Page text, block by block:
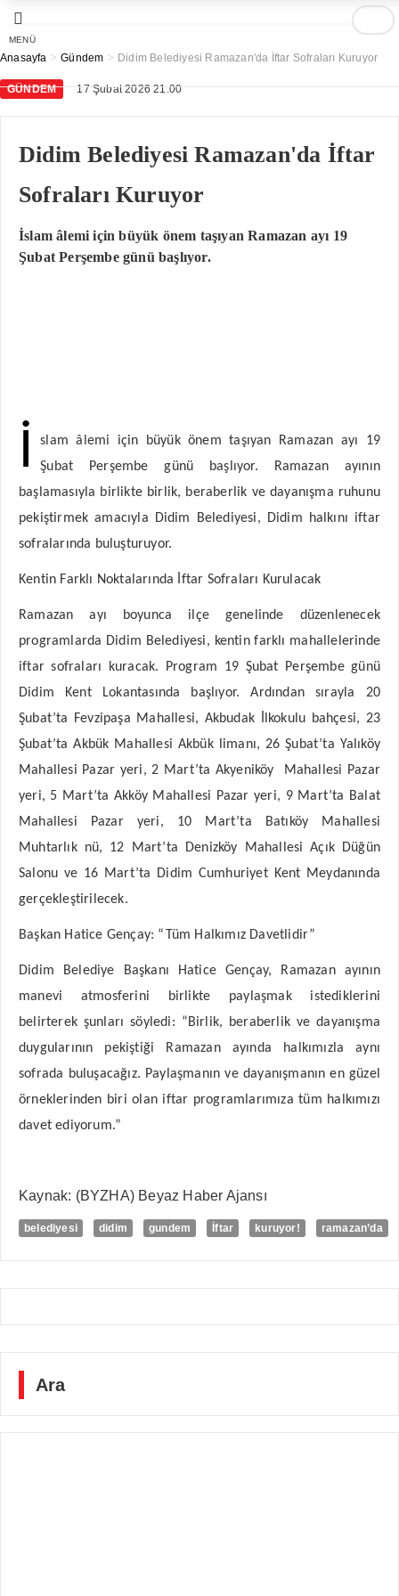
MENÜ
Anasayfa >Gündem > Didim Belediyesi Ramazan'da İftar Sofraları Kuruyor
GÜNDEM 17 Şubat 2026 21:00
Didim Belediyesi Ramazan'da İftar
Sofraları Kuruyor
İslam âlemi için büyük önem taşıyan Ramazan ayı 19
Şubat Perşembe günü başlıyor.
İ
slam âlemi için büyük önem taşıyan Ramazan ayı 19
Şubat Perşembe günü başlıyor. Ramazan ayının
başlamasıyla birlikte birlik, beraberlik ve dayanışma ruhunu
pekiştirmek amacıyla Didim Belediyesi, Didim halkını iftar
sofralarında buluşturuyor.
Kentin Farklı Noktalarında İftar Sofraları Kurulacak
Ramazan ayı boyunca ilçe genelinde düzenlenecek
programlarda Didim Belediyesi, kentin farklı mahallelerinde
iftar sofraları kuracak. Program 19 Şubat Perşembe günü
Didim Kent Lokantasında başlıyor. Ardından sırayla 20
Şubat’ta Fevzipaşa Mahallesi, Akbudak İlkokulu bahçesi, 23
Şubat’ta Akbük Mahallesi Akbük limanı, 26 Şubat’ta Yalıköy
Mahallesi Pazar yeri, 2 Mart’ta Akyeniköy Mahallesi Pazar
yeri, 5 Mart’ta Akköy Mahallesi Pazar yeri, 9 Mart’ta Balat
Mahallesi Pazar yeri, 10 Mart’ta Batıköy Mahallesi
Muhtarlık nü, 12 Mart’ta Denizköy Mahallesi Açık Düğün
Salonu ve 16 Mart’ta Didim Cumhuriyet Kent Meydanında
gerçekleştirilecek.
Başkan Hatice Gençay: “Tüm Halkımız Davetlidir”
Didim Belediye Başkanı Hatice Gençay, Ramazan ayının
manevi atmosferini birlikte paylaşmak istediklerini
belirterek şunları söyledi: “Birlik, beraberlik ve dayanışma
duygularının pekiştiği Ramazan ayında halkımızla aynı
sofrada buluşacağız. Paylaşmanın ve dayanışmanın en güzel
örneklerinden biri olan iftar programlarımıza tüm halkımızı
davet ediyorum.”
Kaynak: (BYZHA) Beyaz Haber Ajansı
belediyesi didim gundem İftar kuruyor! ramazan’da
Ara